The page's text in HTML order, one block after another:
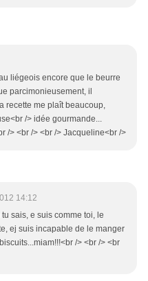
liégeois encore que le beurre
parcimonieusement, il
recette me plaît beaucoup,
/> idée gourmande...
/> <br /> <br /> Jacqueline<br />
14:12
sais, e suis comme toi, le
ej suis incapable de le manger
/> <br /> <br